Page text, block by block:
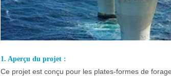
1. Aperçu du projet :
Ce projet est conçu pour les plates-formes de